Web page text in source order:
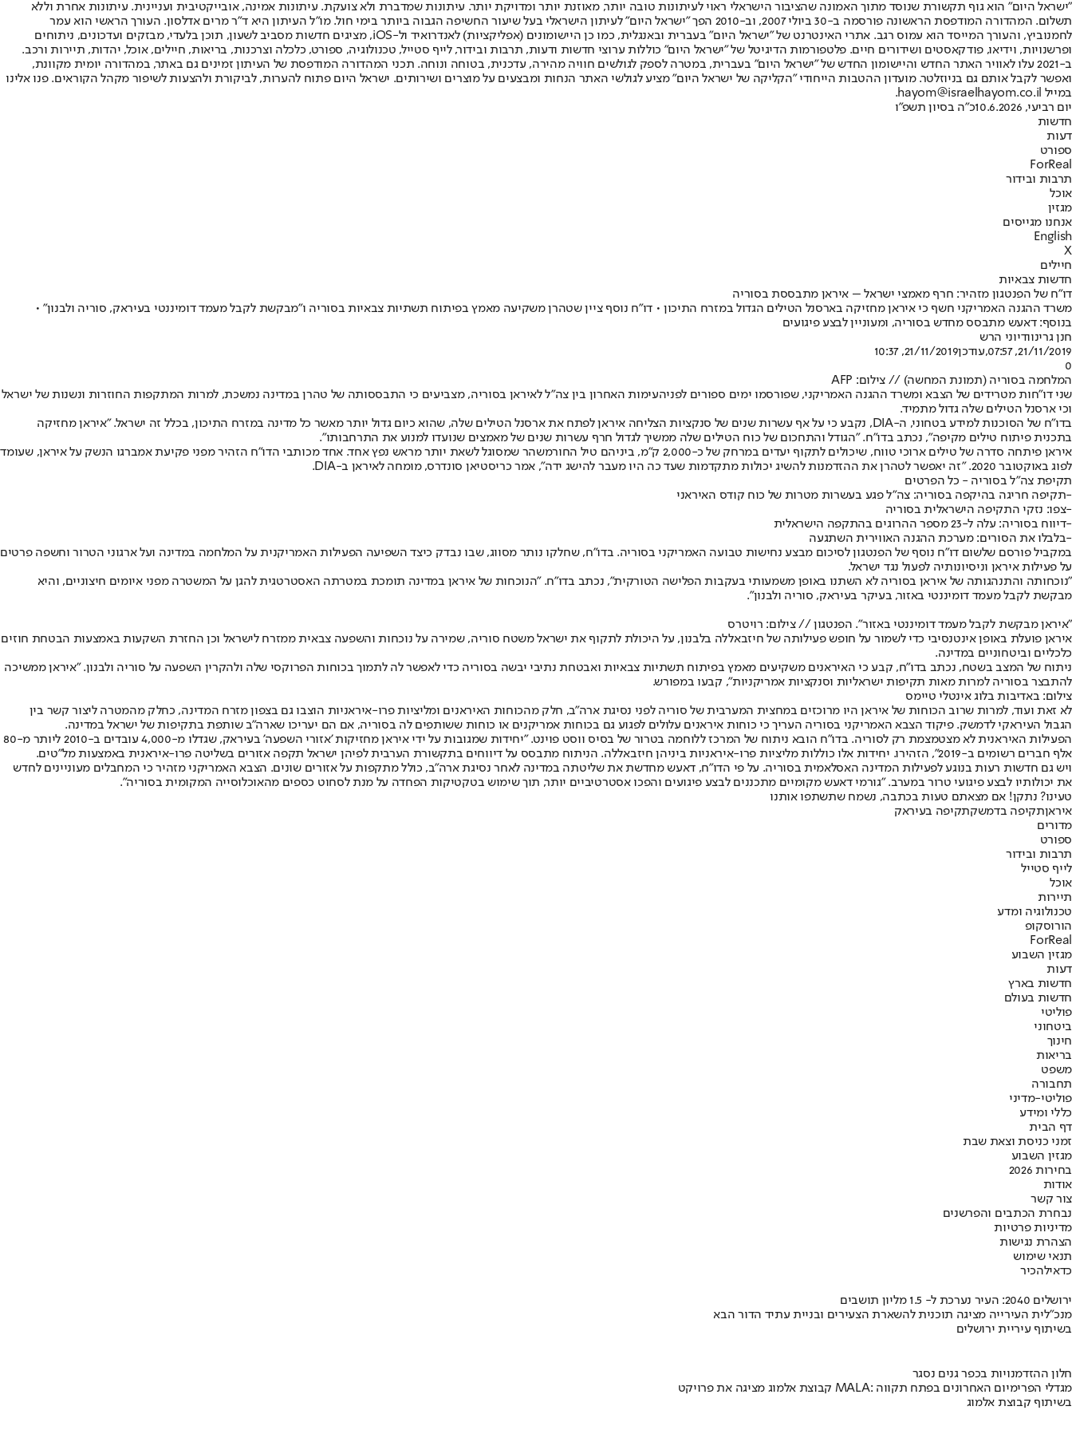
"ישראל היום" הוא גוף תקשורת שנוסד מתוך האמונה שהציבור הישראלי ראוי לעיתונות טובה יותר, מאוזנת יותר ומדויקת יותר. עיתונות שמדברת ולא צועקת. עיתונות אמינה, אובייקטיבית ועניינית. עיתונות אחרת וללא
תשלום. המהדורה המודפסת הראשונה פורסמה ב-30 ביולי 2007, וב-2010 הפך "ישראל היום" לעיתון הישראלי בעל שיעור החשיפה הגבוה ביותר בימי חול. מו"ל העיתון היא ד"ר מרים אדלסון. העורך הראשי הוא עמר
לחמנוביץ, והעורך המייסד הוא עמוס רגב. אתרי האינטרנט של "ישראל היום" בעברית ובאנגלית, כמו כן היישומונים (אפליקציות) לאנדרואיד ול-iOS, מציגים חדשות מסביב לשעון, תוכן בלעדי, מבזקים ועדכונים, ניתוחים
ופרשנויות, וידיאו, פודקאסטים ושידורים חיים. פלטפורמות הדיגיטל של "ישראל היום" כוללות ערוצי חדשות ודעות, תרבות ובידור, לייף סטייל, טכנולוגיה, ספורט, כלכלה וצרכנות, בריאות, חיילים, אוכל, יהדות, תיירות ורכב.
ב-2021 עלו לאוויר האתר החדש והיישומון החדש של "ישראל היום" בעברית, במטרה לספק לגולשים חוויה מהירה, עדכנית, בטוחה ונוחה. תכני המהדורה המודפסת של העיתון זמינים גם באתר, במהדורה יומית מקוונת,
ואפשר לקבל אותם גם בניוזלטר. מועדון ההטבות הייחודי "הקליקה של ישראל היום" מציע לגולשי האתר הנחות ומבצעים על מוצרים ושירותים. ישראל היום פתוח להערות, לביקורת ולהצעות לשיפור מקהל הקוראים. פנו אלינו
במייל hayom@israelhayom.co.il.
יום רביעי, 10.6.2026
כ"ה בסיון תשפ"ו
חדשות
דעות
ספורט
ForReal
תרבות ובידור
אוכל
מגזין
אנחנו מגייסים
English
X
חיילים
חדשות צבאיות
דו"ח של הפנטגון מזהיר: חרף מאמצי ישראל – איראן מתבססת בסוריה
משרד ההגנה האמריקני חשף כי איראן מחזיקה בארסנל הטילים הגדול במזרח התיכון • דו"ח נוסף ציין שטהרן משקיעה מאמץ בפיתוח תשתיות צבאיות בסוריה ו"מבקשת לקבל מעמד דומיננטי בעיראק, סוריה ולבנון" •
בנוסף: דאעש מתבסס מחדש בסוריה, ומעוניין לבצע פיגועים
חנן גרינוודיוני הרש
21/11/2019, 07:57
,עודכן21/11/2019, 10:37
0
המלחמה בסוריה (תמונת המחשה) // צילום: AFP
שני דו"חות מטרידים של הצבא ומשרד ההגנה האמריקני, שפורסמו ימים ספורים לפניהעימות האחרון בין צה"ל לאיראן בסוריה, מצביעים כי התבססותה של טהרן במדינה נמשכת, למרות המתקפות החוזרות ונשנות של ישראל
וכי ארסנל הטילים שלה גדול מתמיד.
בדו"ח של הסוכנות למידע בטחוני, ה-DIA, נקבע כי על אף עשרות שנים של סנקציות הצליחה איראן לפתח את ארסנל הטילים שלה, שהוא כיום גדול יותר מאשר כל מדינה במזרח התיכון, בכלל זה ישראל. "איראן מחזיקה
בתכנית פיתוח טילים מקיפה", נכתב בדו"ח. "הגודל והתחכום של כוח הטילים שלה ממשיך לגדול חרף עשרות שנים של מאמצים שנועדו למנוע את התרחבותו".
איראן פיתחה סדרה של טילים ארוכי טווח, שיכולים לתקוף יעדים במרחק של כ-2,000 ק"מ, ביניהם טיל החורמשהר שמסוגל לשאת יותר מראש נפץ אחד. אחד מכותבי הדו"ח הזהיר מפני פקיעת אמברגו הנשק על איראן, שעומד
לפוג באוקטובר 2020. "זה יאפשר לטהרן את ההזדמנות להשיג יכולות מתקדמות שעד כה היו מעבר להישג ידה", אמר כריסטיאן סונדרס, מומחה לאיראן ב-DIA.
תקיפת צה"ל בסוריה - כל הפרטים
-תקיפה חריגה בהיקפה בסוריה: צה"ל פגע בעשרות מטרות של כוח קודס האיראני
-צפו: נזקי התקיפה הישראלית בסוריה
-דיווח בסוריה: עלה ל-23 מספר ההרוגים בהתקפה הישראלית
-בלבלו את הסורים: מערכת ההגנה האווירית השתגעה
במקביל פורסם שלשום דו"ח נוסף של הפנטגון לסיכום מבצע נחישות טבועה האמריקני בסוריה. בדו"ח, שחלקו נותר מסווג, שבו נבדק כיצד השפיעה הפעילות האמריקנית על המלחמה במדינה ועל ארגוני הטרור וחשפה פרטים
על פעילות איראן וניסיונותיה לפעול נגד ישראל.
"נוכחותה והתנהגותה של איראן בסוריה לא השתנו באופן משמעותי בעקבות הפלישה הטורקית", נכתב בדו"ח. "הנוכחות של איראן במדינה תומכת במטרתה האסטרטגית להגן על המשטרה מפני איומים חיצוניים, והיא
מבקשת לקבל מעמד דומיננטי באזור, בעיקר בעיראק, סוריה ולבנון".
"איראן מבקשת לקבל מעמד דומיננטי באזור". הפנטגון // צילום: רויטרס
איראן פועלת באופן אינטנסיבי כדי לשמור על חופש פעילותה של חיזבאללה בלבנון, על היכולת לתקוף את ישראל משטח סוריה, שמירה על נוכחות והשפעה צבאית ממזרח לישראל וכן החזרת השקעות באמצעות הבטחת חוזים
כלכליים וביטחוניים במדינה.
ניתוח של המצב בשטח, נכתב בדו"ח, קבע כי האיראנים משקיעים מאמץ בפיתוח תשתיות צבאיות ואבטחת נתיבי יבשה בסוריה כדי לאפשר לה לתמוך בכוחות הפרוקסי שלה ולהקרין השפעה על סוריה ולבנון. "איראן ממשיכה
להתבצר בסוריה למרות מאות תקיפות ישראליות וסנקציות אמריקניות", קבעו במפורש.
צילום: באדיבות בלוג אינטלי טיימס
לא זאת ועוד, למרות שרוב הכוחות של איראן היו מרוכזים במחצית המערבית של סוריה לפני נסיגת ארה"ב, חלק מהכוחות האיראנים ומליציות פרו-איראניות הוצבו גם בצפון מזרח המדינה, כחלק מהמטרה ליצור קשר בין
הגבול העיראקי לדמשק. פיקוד הצבא האמריקני בסוריה העריך כי כוחות איראנים עלולים לפגוע גם בכוחות אמריקנים או כוחות ששותפים לה בסוריה, אם הם יעריכו שארה"ב שותפת בתקיפות של ישראל במדינה.
הפעילות האיראנית לא מצטמצמת רק לסוריה. בדו"ח הובא ניתוח של המרכז ללוחמה בטרור של בסיס ווסט פוינט. "יחידות שמגובות על ידי איראן מחזיקות 'אזורי השפעה' בעיראק, שגדלו מ-4,000 עובדים ב-2010 ליותר מ-80
אלף חברים רשומים ב-2019", הזהירו. יחידות אלו כוללות מליציות פרו-איראניות ביניהן חיזבאללה. הניתוח מתבסס על דיווחים בתקשורת הערבית לפיהן ישראל תקפה אזורים בשליטה פרו-איראנית באמצעות מל"טים.
ויש גם חדשות רעות בנוגע לפעילות המדינה האסלאמית בסוריה. על פי הדו"ח, דאעש מחדשת את שליטתה במדינה לאחר נסיגת ארה"ב, כולל מתקפות על אזורים שונים. הצבא האמריקני מזהיר כי המחבלים מעוניינים לחדש
את יכולותיו לבצע פיגועי טרור במערב. "גורמי דאעש מקומיים מתכננים לבצע פיגועים והפכו אסטרטיביים יותר, תוך שימוש בטקטיקות הפחדה על מנת לסחוט כספים מהאוכלוסייה המקומית בסוריה".
טעינו? נתקן! אם מצאתם טעות בכתבה, נשמח שתשתפו אותנו
איראןתקיפה בדמשקתקיפה בעיראק
מדורים
ספורט
תרבות ובידור
לייף סטייל
אוכל
תיירות
טכנולוגיה ומדע
הורוסקופ
ForReal
מגזין השבוע
דעות
חדשות בארץ
חדשות בעולם
פוליטי
ביטחוני
חינוך
בריאות
משפט
תחבורה
פוליטי-מדיני
כללי ומידע
דף הבית
זמני כניסת וצאת שבת
מגזין השבוע
בחירות 2026
אודות
צור קשר
נבחרת הכתבים והפרשנים
מדיניות פרטיות
הצהרת נגישות
תנאי שימוש
כדאילהכיר
ירושלים 2040: העיר נערכת ל- 1.5 מליון תושבים
מנכ"לית העירייה מציגה תוכנית להשארת הצעירים ובניית עתיד הדור הבא
בשיתוף עיריית ירושלים
חלון ההזדמנויות בכפר גנים נסגר
קבוצת אלמוג מציגה את פרויקט MALA: מגדלי הפרימיום האחרונים בפתח תקווה
בשיתוף קבוצת אלמוג